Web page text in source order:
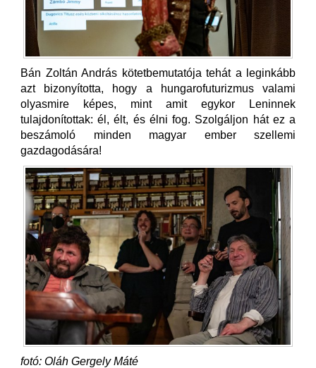
Bán Zoltán András kötetbemutatója tehát a leginkább
azt bizonyította, hogy a hungarofuturizmus valami
olyasmire képes, mint amit egykor Leninnek
tulajdonítottak: él, élt, és élni fog. Szolgáljon hát ez a
beszámoló minden magyar ember szellemi
gazdagodására!
fotó: Oláh Gergely Máté